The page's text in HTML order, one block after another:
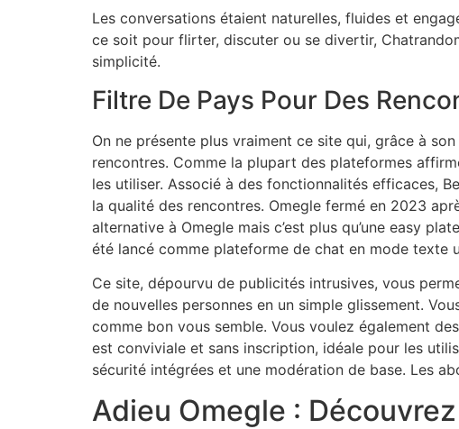
Les conversations étaient naturelles, fluides et
ce soit pour flirter, discuter ou se divertir,
simplicité.
Filtre De Pays Pour Des
On ne présente plus vraiment ce site qui, grâce à
rencontres. Comme la plupart des plateformes
les utiliser. Associé à des fonctionnalités efficaces,
la qualité des rencontres. Omegle fermé en 2023
alternative à Omegle mais c’est plus qu’une easy
été lancé comme plateforme de chat en mode texte
Ce site, dépourvu de publicités intrusives, vous
de nouvelles personnes en un simple glissement.
comme bon vous semble. Vous voulez également
est conviviale et sans inscription, idéale pour les
sécurité intégrées et une modération de base. Les
Adieu Omegle :